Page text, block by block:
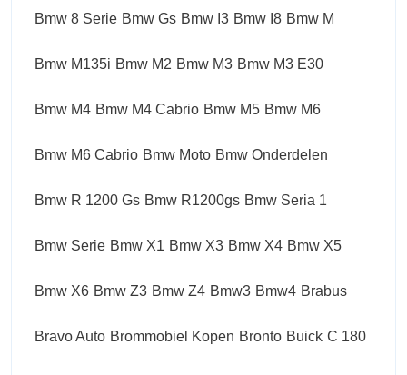
Bmw 8 Serie Bmw Gs Bmw I3 Bmw I8 Bmw M
Bmw M135i Bmw M2 Bmw M3 Bmw M3 E30
Bmw M4 Bmw M4 Cabrio Bmw M5 Bmw M6
Bmw M6 Cabrio Bmw Moto Bmw Onderdelen
Bmw R 1200 Gs Bmw R1200gs Bmw Seria 1
Bmw Serie Bmw X1 Bmw X3 Bmw X4 Bmw X5
Bmw X6 Bmw Z3 Bmw Z4 Bmw3 Bmw4 Brabus
Bravo Auto Brommobiel Kopen Bronto Buick C 180